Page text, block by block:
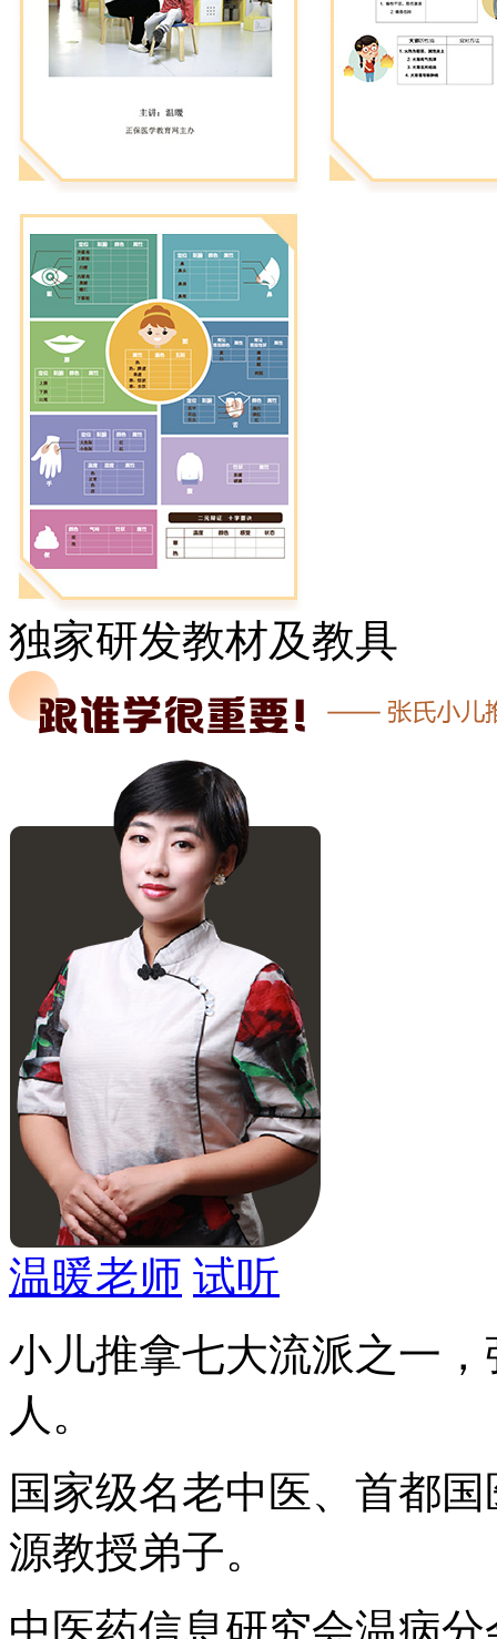
独家研发教材及教具
温暖老师 试听
小儿推拿七大流派之一
人。
国家级名老中医、首都
源教授弟子。